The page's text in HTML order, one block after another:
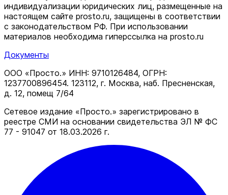
индивидуализации юридических лиц, размещенные на
настоящем сайте prosto.ru, защищены в соответствии
c законодательством РФ. При использовании
материалов необходима гиперссылка на prosto.ru
Документы
ООО «Просто.» ИНН: 9710126484, ОГРН:
1237700896454. 123112, г. Москва, наб. Пресненская,
д. 12, помещ 7/64
Сетевое издание «Просто.» зарегистрировано в
реестре СМИ на основании свидетельства ЭЛ № ФС
77 - 91047 от 18.03.2026 г.